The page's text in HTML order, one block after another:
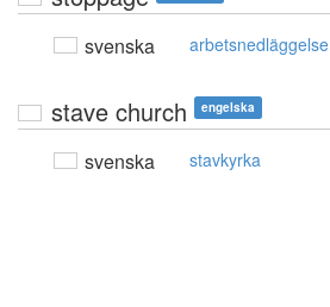
svenska arbetsnedläggelse
stave church engelska
svenska stavkyrka